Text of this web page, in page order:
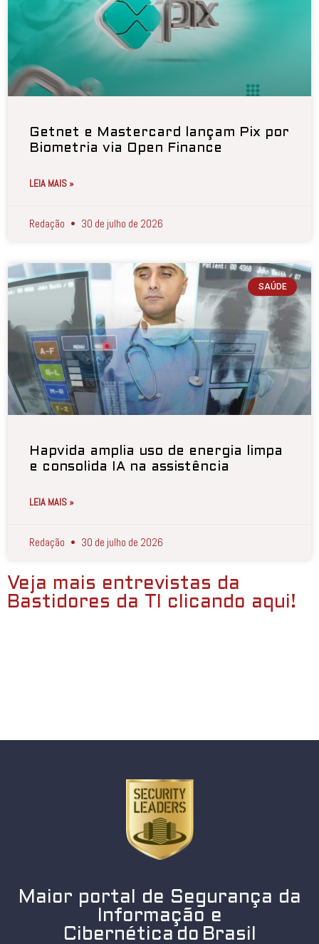
Getnet e Mastercard lançam Pix por
Biometria via Open Finance
LEIA MAIS »
Redação 30 de julho de 2026
SAÚDE
Hapvida amplia uso de energia limpa
e consolida IA na assistência
LEIA MAIS »
Redação 30 de julho de 2026
Veja mais entrevistas da
Bastidores da TI clicando aqui!
Maior portal de Segurança da
Informação e
Cibernética do Brasil